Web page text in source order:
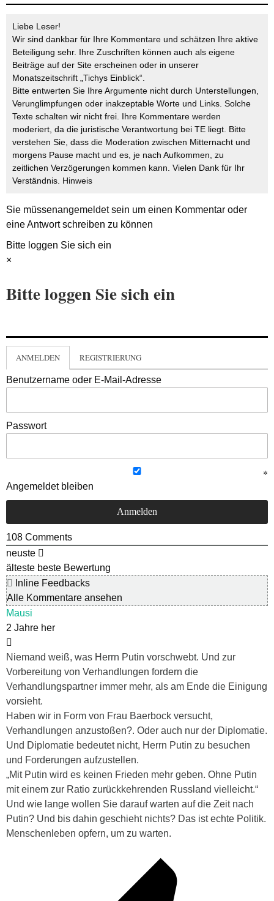
Liebe Leser!
Wir sind dankbar für Ihre Kommentare und schätzen Ihre aktive
Beteiligung sehr. Ihre Zuschriften können auch als eigene
Beiträge auf der Site erscheinen oder in unserer
Monatszeitschrift „Tichys Einblick“.
Bitte entwerten Sie Ihre Argumente nicht durch Unterstellungen,
Verunglimpfungen oder inakzeptable Worte und Links. Solche
Texte schalten wir nicht frei. Ihre Kommentare werden
moderiert, da die juristische Verantwortung bei TE liegt. Bitte
verstehen Sie, dass die Moderation zwischen Mitternacht und
morgens Pause macht und es, je nach Aufkommen, zu
zeitlichen Verzögerungen kommen kann. Vielen Dank für Ihr
Verständnis. Hinweis
Sie müssenangemeldetsein um einen Kommentar oder
eine Antwort schreiben zu können
Bitte loggen Sie sich ein
×
Bitte loggen Sie sich ein
ANMELDEN REGISTRIERUNG
Benutzername oder E-Mail-Adresse
Passwort
Angemeldet bleiben
108 Comments
neuste
älteste beste Bewertung
Inline Feedbacks
Alle Kommentare ansehen
Mausi
2 Jahre her
Niemand weiß, was Herrn Putin vorschwebt. Und zur
Vorbereitung von Verhandlungen fordern die
Verhandlungspartner immer mehr, als am Ende die Einigung
vorsieht.
Haben wir in Form von Frau Baerbock versucht,
Verhandlungen anzustoßen?. Oder auch nur der Diplomatie.
Und Diplomatie bedeutet nicht, Herrn Putin zu besuchen
und Forderungen aufzustellen.
„Mit Putin wird es keinen Frieden mehr geben. Ohne Putin
mit einem zur Ratio zurückkehrenden Russland vielleicht.“
Und wie lange wollen Sie darauf warten auf die Zeit nach
Putin? Und bis dahin geschieht nichts? Das ist echte Politik.
Menschenleben opfern, um zu warten.